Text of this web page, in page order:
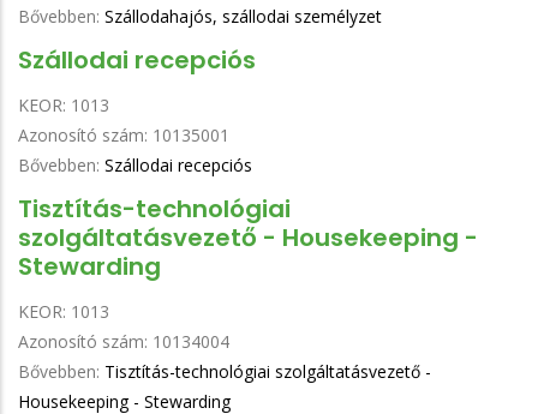
Bővebben: Szállodahajós, szállodai személyzet
Szállodai recepciós
KEOR: 1013
Azonosító szám: 10135001
Bővebben: Szállodai recepciós
Tisztítás-technológiai
szolgáltatásvezető - Housekeeping -
Stewarding
KEOR: 1013
Azonosító szám: 10134004
Bővebben: Tisztítás-technológiai szolgáltatásvezető -
Housekeeping - Stewarding